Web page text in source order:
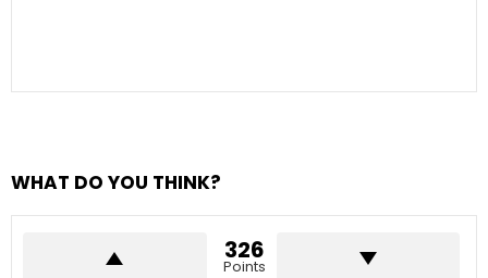
WHAT DO YOU THINK?
326
Points